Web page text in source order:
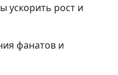
рост и
фанатов и